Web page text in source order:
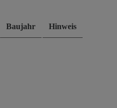
Baujahr Hinweis